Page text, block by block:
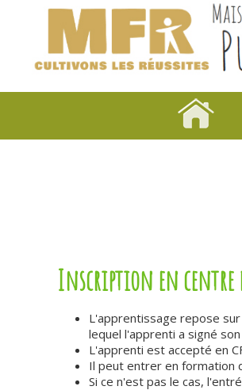
Inscription en centre
L'apprentissage repose
lequel l'apprenti a signé
L'apprenti est accepté en
Il peut entrer en formation
Si ce n'est pas le cas,